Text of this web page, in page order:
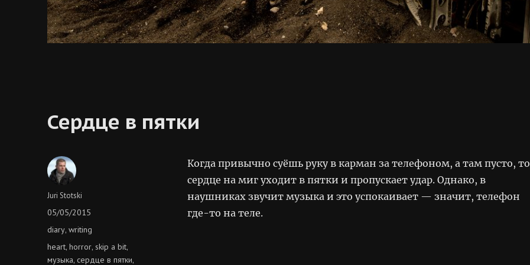
Сердце в пятки
Когда привычно суёшь руку в карман за телефоном, а там пусто, то
сердце на миг уходит в пятки и пропускает удар. Однако, в
наушниках звучит музыка и это успокаивает — значит, телефон
где-то на теле.
Author
Juri Stotski
Posted
05/05/2015
Categories
diary,writing
Tags
heart,horror, skip a bit,
музыка,сердце в пятки,